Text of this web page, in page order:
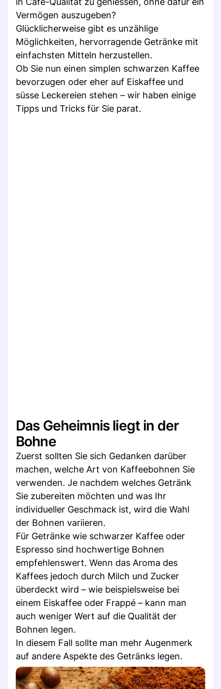
Vermögen auszugeben?
Glücklicherweise gibt es unzählige
Möglichkeiten, hervorragende Getränke mit
einfachsten Mitteln herzustellen.
Ob Sie nun einen simplen schwarzen Kaffee
bevorzugen oder eher auf Eiskaffee und
süsse Leckereien stehen – wir haben einige
Tipps und Tricks für Sie parat.
Das Geheimnis liegt in der
Bohne
Zuerst sollten Sie sich Gedanken darüber
machen, welche Art von Kaffeebohnen Sie
verwenden. Je nachdem welches Getränk
Sie zubereiten möchten und was Ihr
individueller Geschmack ist, wird die Wahl
der Bohnen variieren.
Für Getränke wie schwarzer Kaffee oder
Espresso sind hochwertige Bohnen
empfehlenswert. Wenn das Aroma des
Kaffees jedoch durch Milch und Zucker
überdeckt wird – wie beispielsweise bei
einem Eiskaffee oder Frappé – kann man
auch weniger Wert auf die Qualität der
Bohnen legen.
In diesem Fall sollte man mehr Augenmerk
auf andere Aspekte des Getränks legen.